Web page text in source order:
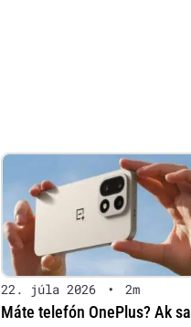
22. júla 2026 • 2m
Máte telefón OnePlus? Ak sa